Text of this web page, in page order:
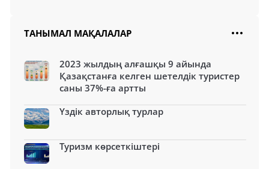
ТАНЫМАЛ МАҚАЛАЛАР
2023 жылдың алғашқы 9 айында
Қазақстанға келген шетелдік туристер
саны 37%-ға артты
Үздік авторлық турлар
Туризм көрсеткіштері